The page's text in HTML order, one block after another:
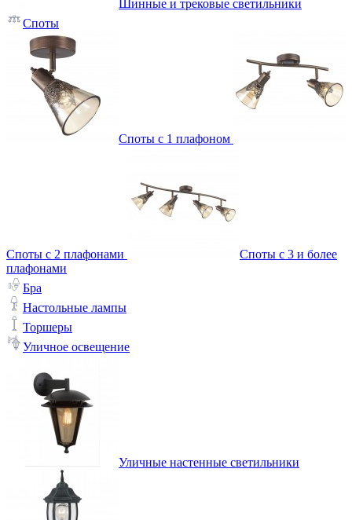
Шинные и трековые светильники
Споты
Споты с 1 плафоном
Споты с 2 плафонами
Споты с 3 и более
плафонами
Бра
Настольные лампы
Торшеры
Уличное освещение
Уличные настенные светильники